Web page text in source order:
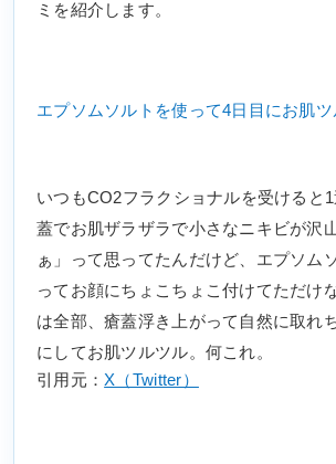
ミを紹介します。
エプソムソルトを使って4日目にお肌
いつもCO2フラクショナルを受けると
蓋でお肌ザラザラで小さなニキビが沢
ぁ」って思ってたんだけど、エプソム
ってお顔にちょこちょこ付けてただけ
は全部、瘡蓋浮き上がって自然に取れ
にしてお肌ツルツル。何これ。
引用元： X（Twitter）